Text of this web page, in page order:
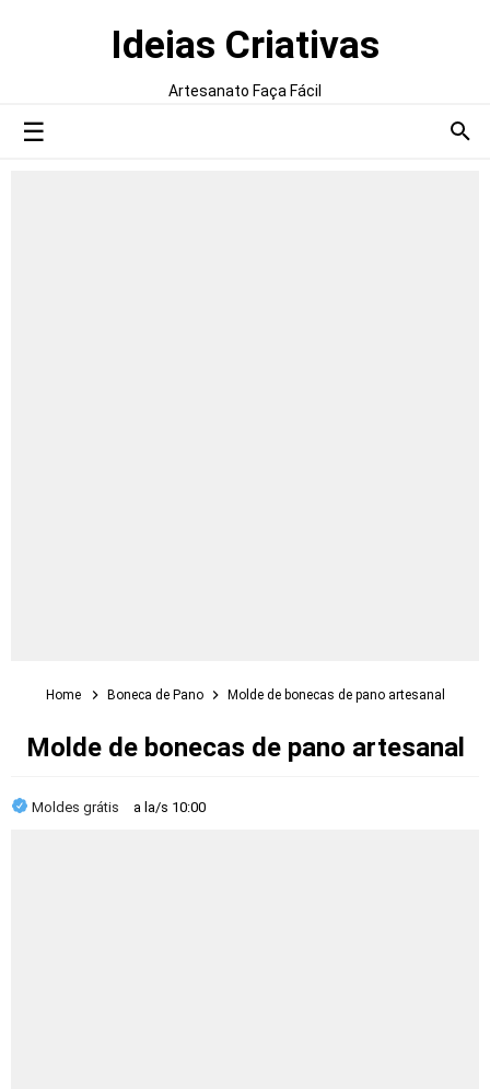
Ideias Criativas
Artesanato Faça Fácil
Home Boneca de Pano Molde de bonecas de pano artesanal
Molde de bonecas de pano artesanal
Moldes grátis a la/s 10:00